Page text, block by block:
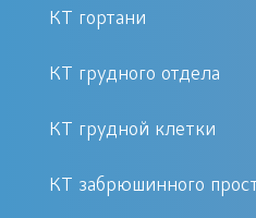
пучок лучей.
КТ головного мозга
Аневризмы
Опухоли и кисты
Аномалии
КТ гортани
КТ грудного отдела
КТ грудной клетки
КТ забрюшинного